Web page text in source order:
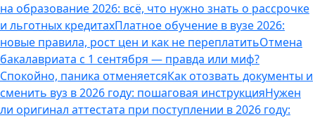
на образование 2026: всё, что нужно знать о рассрочке
и льготных кредитахПлатное обучение в вузе 2026:
новые правила, рост цен и как не переплатитьОтмена
бакалавриата с 1 сентября — правда или миф?
Спокойно, паника отменяетсяКак отозвать документы и
сменить вуз в 2026 году: пошаговая инструкцияНужен
ли оригинал аттестата при поступлении в 2026 году: